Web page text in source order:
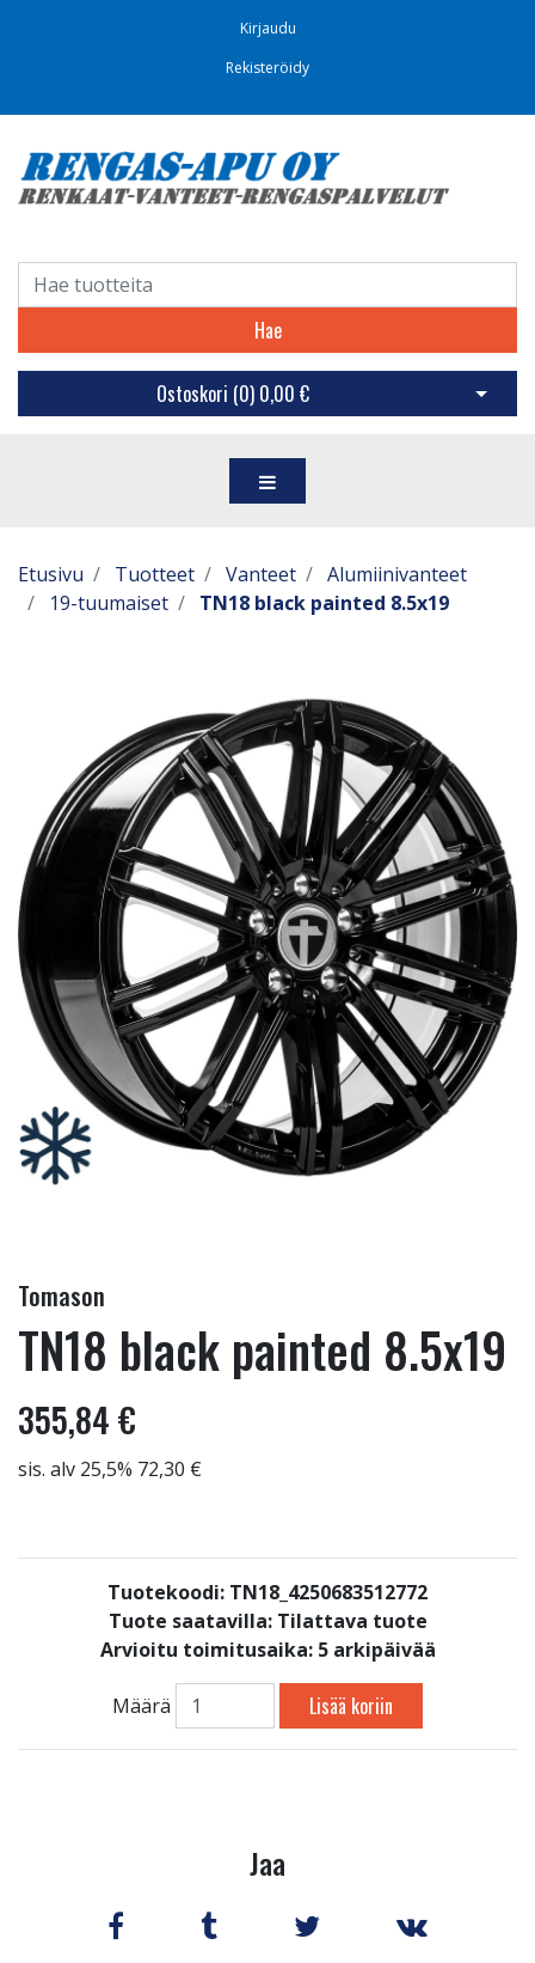
Kirjaudu
Rekisteröidy
Hae
Ostoskori (0) 0,00 € Avaa
Etusivu Tuotteet Vanteet
Alumiinivanteet
19-tuumaiset
TN18 black painted 8.5x19
Tomason
TN18 black painted 8.5x19
355,84 €
sis. alv 25,5% 72,30 €
Tuotekoodi: TN18_4250683512772
Tuote saatavilla: Tilattava tuote
Arvioitu toimitusaika: 5 arkipäivää
Määrä Lisää koriin
Jaa